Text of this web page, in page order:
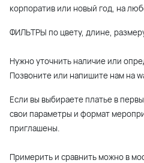
корпоратив или новый год, на
ФИЛЬТРЫ по цвету, длине,
Нужно уточнить наличие или
Позвоните или напишите нам на
Если вы выбираете платье в
свои параметры и формат
приглашены.
Примерить и сравнить можно в